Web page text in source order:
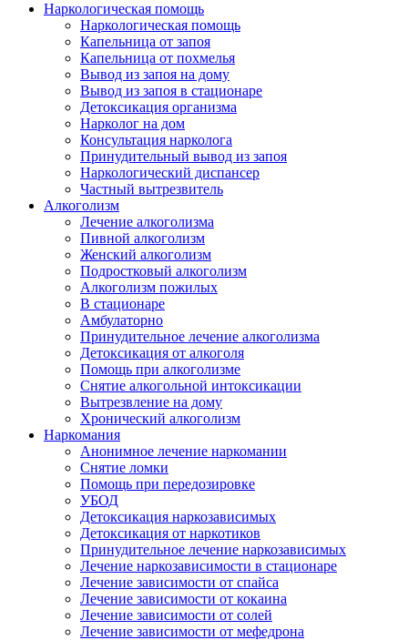
Наркологическая помощь
Наркологическая помощь
Капельница от запоя
Капельница от похмелья
Вывод из запоя на дому
Вывод из запоя в стационаре
Детоксикация организма
Нарколог на дом
Консультация нарколога
Принудительный вывод из запоя
Наркологический диспансер
Частный вытрезвитель
Алкоголизм
Лечение алкоголизма
Пивной алкоголизм
Женский алкоголизм
Подростковый алкоголизм
Алкоголизм пожилых
В стационаре
Амбулаторно
Принудительное лечение алкоголизма
Детоксикация от алкоголя
Помощь при алкоголизме
Снятие алкогольной интоксикации
Вытрезвление на дому
Хронический алкоголизм
Наркомания
Анонимное лечение наркомании
Снятие ломки
Помощь при передозировке
УБОД
Детоксикация наркозависимых
Детоксикация от наркотиков
Принудительное лечение наркозависимых
Лечение наркозависимости в стационаре
Лечение зависимости от спайса
Лечение зависимости от кокаина
Лечение зависимости от солей
Лечение зависимости от мефедрона